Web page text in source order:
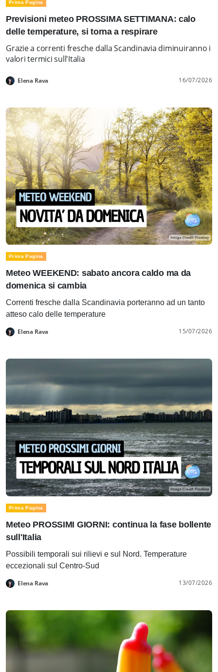
Prima Pagina
Previsioni meteo PROSSIMA SETTIMANA: calo
delle temperature, si torna a respirare
Grazie a correnti fresche dalla Scandinavia diminuiranno i
valori termici sull'Italia
Elena Rava 16/07/2026
Prima Pagina
Meteo WEEKEND: sabato ancora caldo ma da
domenica si cambia
Correnti fresche dalla Scandinavia porteranno ad un tanto
atteso calo delle temperature
Elena Rava 15/07/2026
Prima Pagina
Meteo PROSSIMI GIORNI: continua la fase bollente
sull'Italia
Possibili temporali sui rilievi e sul Nord. Temperature
eccezionali sul Centro-Sud
Elena Rava 13/07/2026